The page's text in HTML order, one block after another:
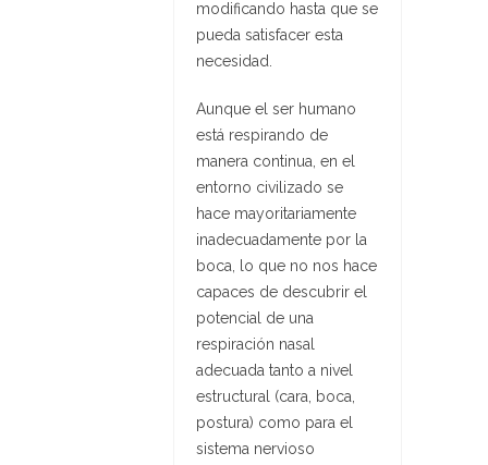
modificando hasta que se
pueda satisfacer esta
necesidad.
Aunque el ser humano
está respirando de
manera continua, en el
entorno civilizado se
hace mayoritariamente
inadecuadamente por la
boca, lo que no nos hace
capaces de descubrir el
potencial de una
respiración nasal
adecuada tanto a nivel
estructural (cara, boca,
postura) como para el
sistema nervioso